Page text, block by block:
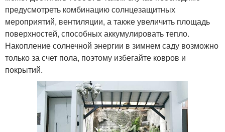
предусмотреть комбинацию солнцезащитных
мероприятий, вентиляции, а также увеличить площадь
поверхностей, способных аккумулировать тепло.
Накопление солнечной энергии в зимнем саду возможно
только за счет пола, поэтому избегайте ковров и
покрытий.